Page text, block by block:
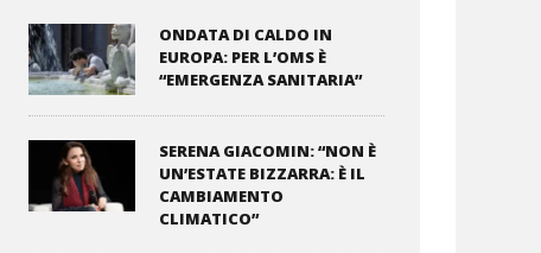
ONDATA DI CALDO IN
EUROPA: PER L’OMS È
“EMERGENZA SANITARIA”
SERENA GIACOMIN: “NON È
UN’ESTATE BIZZARRA: È IL
CAMBIAMENTO
CLIMATICO”